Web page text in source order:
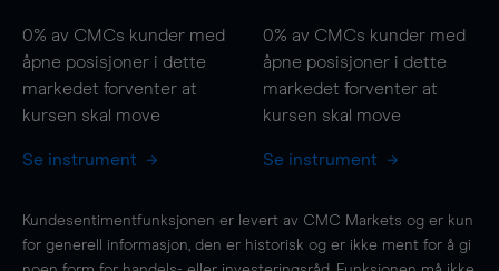
0% av CMCs kunder med
åpne posisjoner i dette
markedet forventer at
kursen skal move
Se instrument
0% av CMCs kunder med
åpne posisjoner i dette
markedet forventer at
kursen skal move
Se instrument
Kundesentimentfunksjonen er levert av CMC Markets og er kun
for generell informasjon, den er historisk og er ikke ment for å gi